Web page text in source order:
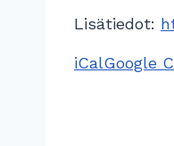
s
a
Lisätiedot:
iCalGoogle